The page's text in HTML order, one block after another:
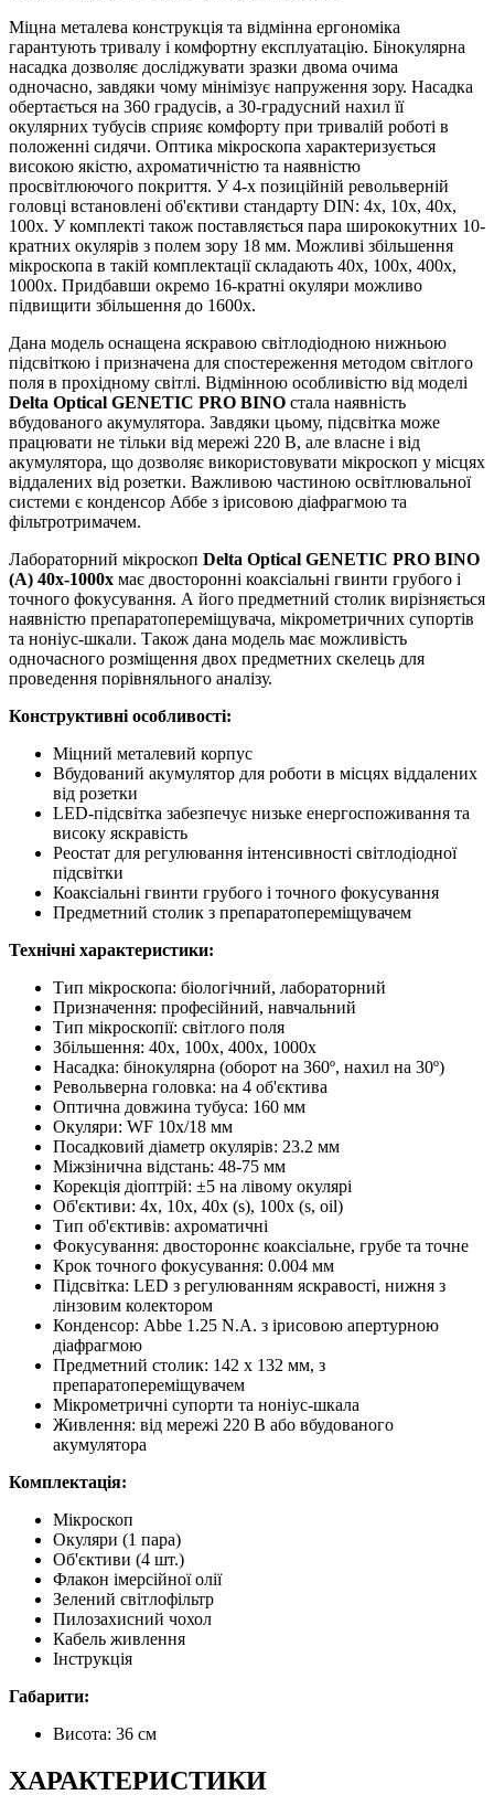
Міцна металева конструкція та відмінна ергономіка
гарантують тривалу і комфортну експлуатацію. Бінокулярна
насадка дозволяє досліджувати зразки двома очима
одночасно, завдяки чому мінімізує напруження зору. Насадка
обертається на 360 градусів, а 30-градусний нахил її
окулярних тубусів сприяє комфорту при тривалій роботі в
положенні сидячи. Оптика мікроскопа характеризується
високою якістю, ахроматичністю та наявністю
просвітлюючого покриття. У 4-х позиційній револьверній
головці встановлені об'єктиви стандарту DIN: 4x, 10x, 40x,
100х. У комплекті також поставляється пара ширококутних 10-
кратних окулярів з полем зору 18 мм. Можливі збільшення
мікроскопа в такій комплектації складають 40х, 100х, 400х,
1000х. Придбавши окремо 16-кратні окуляри можливо
підвищити збільшення до 1600х.
Дана модель оснащена яскравою світлодіодною нижньою
підсвіткою і призначена для спостереження методом світлого
поля в прохідному світлі. Відмінною особливістю від моделі
Delta Optical GENETIC PRO BINO стала наявність
вбудованого акумулятора. Завдяки цьому, підсвітка може
працювати не тільки від мережі 220 В, але власне і від
акумулятора, що дозволяє використовувати мікроскоп у місцях
віддалених від розетки. Важливою частиною освітлювальної
системи є конденсор Аббе з ірисовою діафрагмою та
фільтротримачем.
Лабораторний мікроскоп Delta Optical GENETIC PRO BINO
(А) 40x-1000x має двосторонні коаксіальні гвинти грубого і
точного фокусування. А його предметний столик вирізняється
наявністю препаратопереміщувача, мікрометричних супортів
та ноніус-шкали. Також дана модель має можливість
одночасного розміщення двох предметних скелець для
проведення порівняльного аналізу.
Конструктивні особливості:
Міцний металевий корпус
Вбудований акумулятор для роботи в місцях віддалених
від розетки
LED-підсвітка забезпечує низьке енергоспоживання та
високу яскравість
Реостат для регулювання інтенсивності світлодіодної
підсвітки
Коаксіальні гвинти грубого і точного фокусування
Предметний столик з препаратопереміщувачем
Технічні характеристики:
Тип мікроскопа: біологічний, лабораторний
Призначення: професійний, навчальний
Тип мікроскопії: світлого поля
Збільшення: 40х, 100х, 400х, 1000х
Насадка: бінокулярна (оборот на 360º, нахил на 30º)
Револьверна головка: на 4 об'єктива
Оптична довжина тубуса: 160 мм
Окуляри: WF 10х/18 мм
Посадковий діаметр окулярів: 23.2 мм
Міжзінична відстань: 48-75 мм
Корекція діоптрій: ±5 на лівому окулярі
Об'єктиви: 4х, 10х, 40х (s), 100х (s, oil)
Тип об'єктивів: ахроматичні
Фокусування: двостороннє коаксіальне, грубе та точне
Крок точного фокусування: 0.004 мм
Підсвітка: LED з регулюванням яскравості, нижня з
лінзовим колектором
Конденсор: Abbe 1.25 N.A. з ірисовою апертурною
діафрагмою
Предметний столик: 142 х 132 мм, з
препаратопереміщувачем
Мікрометричні супорти та ноніус-шкала
Живлення: від мережі 220 В або вбудованого
акумулятора
Комплектація:
Мікроскоп
Окуляри (1 пара)
Об'єктиви (4 шт.)
Флакон імерсійної олії
Зелений світлофільтр
Пилозахисний чохол
Кабель живлення
Інструкція
Габарити:
Висота: 36 см
ХАРАКТЕРИСТИКИ